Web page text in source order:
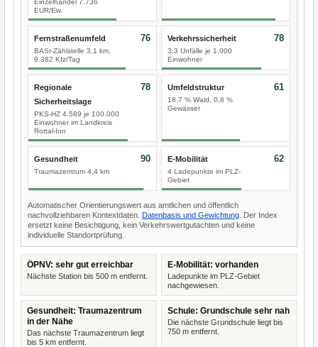
Einzelhandel 7.736
EUR/Ew.
Fernstraßenumfeld
BASt-Zählstelle 3,1 km,
9.382 Kfz/Tag
76 Verkehrssicherheit
3,3 Unfälle je 1.000
Einwohner
78
Regionale
Sicherheitslage
PKS-HZ 4.589 je 100.000
Einwohner im Landkreis
Rottal-Inn
78 Umfeldstruktur
18,7 % Wald, 0,8 %
Gewässer
61
Gesundheit
Traumazentrum 4,4 km
90 E-Mobilität
4 Ladepunkte im PLZ-
Gebiet
62
Automatischer Orientierungswert aus amtlichen und öffentlich
nachvollziehbaren Kontextdaten. Datenbasis und Gewichtung . Der Index
ersetzt keine Besichtigung, kein Verkehrswertgutachten und keine
individuelle Standortprüfung.
ÖPNV: sehr gut erreichbar
Nächste Station bis 500 m entfernt.
E-Mobilität: vorhanden
Ladepunkte im PLZ-Gebiet
nachgewiesen.
Gesundheit: Traumazentrum
in der Nähe
Das nächste Traumazentrum liegt
bis 5 km entfernt.
Schule: Grundschule sehr nah
Die nächste Grundschule liegt bis
750 m entfernt.